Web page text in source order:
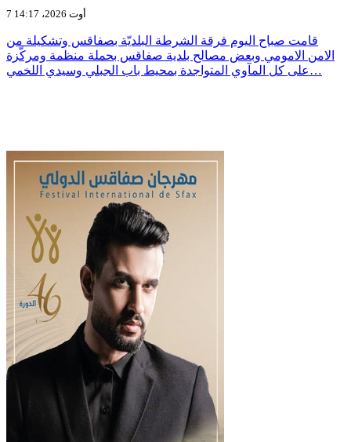
7 أوت 2026، 14:17
قامت صباح اليوم فرقة الشرطة البلديّة بصفاقس وتشكيلة من
الامن الامومي وبعض مصالح بلدية صفاقس بحملة منظمة ومركّزة
على كل المآوي المتواجدة بمحيط باب الجبلي وسيدي اللخمي…